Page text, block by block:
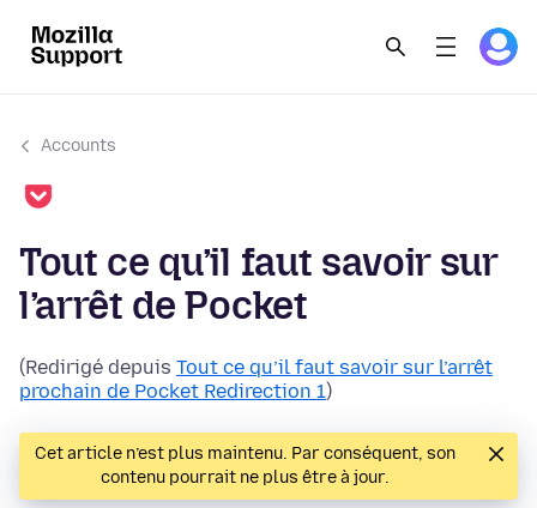
Accounts
Tout ce qu’il faut savoir sur
l’arrêt de Pocket
(Redirigé depuis Tout ce qu’il faut savoir sur l’arrêt
prochain de Pocket Redirection 1)
Cet article n’est plus maintenu. Par conséquent, son
contenu pourrait ne plus être à jour.